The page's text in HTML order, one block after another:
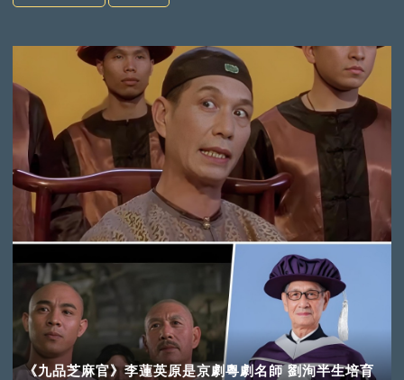
《九品芝麻官》李蓮英原是京劇粵劇名師 劉洵半生培育